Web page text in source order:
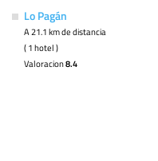
Lo Pagán
A 21.1 km de distancia
( 1 hotel )
Valoracion8.4